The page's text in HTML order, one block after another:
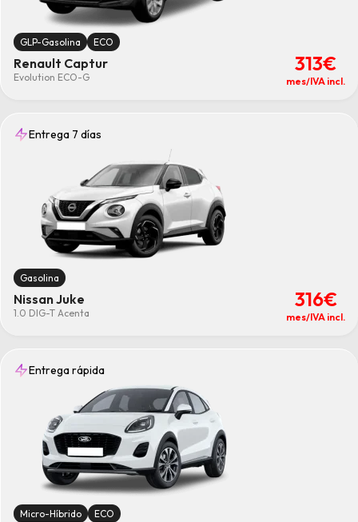
GLP-Gasolina ECO
Renault Captur
Evolution ECO-G
313€
mes/IVA incl.
Entrega 7 días
Gasolina
Nissan Juke
1.0 DIG-T Acenta
316€
mes/IVA incl.
Entrega rápida
Micro-Híbrido ECO